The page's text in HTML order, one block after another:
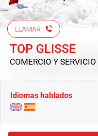
LLAMAR
TOP GLISSE
COMERCIO Y SERVICIO
Idiomas hablados